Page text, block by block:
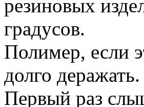
резиновых
градусов.
Полимер, если
долго деражать.
Первый раз